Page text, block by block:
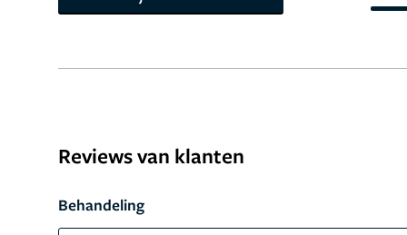
Reviews van klanten
Behandeling